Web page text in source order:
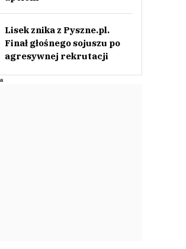
Lisek znika z Pyszne.pl.
Finał głośnego sojuszu po
agresywnej rekrutacji